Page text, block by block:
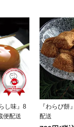
し味』8
便配送
『わらび
配送